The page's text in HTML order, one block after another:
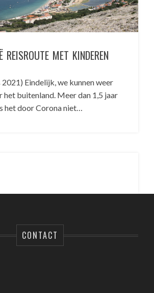
REISROUTE MET KINDEREN
2021) Eindelijk, we kunnen weer
het buitenland. Meer dan 1,5 jaar
het door Corona niet…
CONTACT